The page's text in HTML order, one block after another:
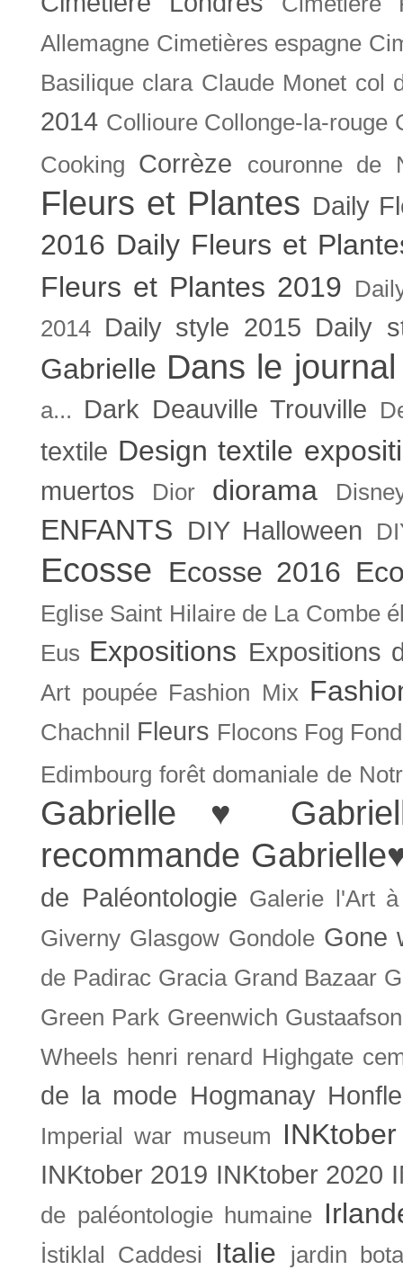
Allemagne Cimetières espagne
Basilique clara Claude Monet col
2014 Collioure Collonge-la-rouge
Cooking
Corrèze couronne de
Fleurs et Plantes Daily
2016 Daily Fleurs et
Fleurs et Plantes 2019
2014
Daily style 2015 Daily
Gabrielle Dans le journal
a... Dark Deauville Trouville
textile Design textile
muertos Dior diorama
ENFANTS DIY Halloween
Ecosse Ecosse 2016
Eglise Saint Hilaire de La Combe
Eus Expositions Expositions
Art poupée Fashion Mix
Chachnil Fleurs Flocons Fog
Edimbourg forêt domaniale de
Gabrielle ♥
recommande
de Paléontologie Galerie l'Art
Giverny Glasgow Gondole Gone
de Padirac Gracia Grand Bazaar
Green Park Greenwich Gustaafson
Wheels henri renard Highgate
de la mode Hogmanay
Imperial war museum INKtober
INKtober 2019 INKtober 2020
de paléontologie humaine
İstiklal Caddesi Italie
jardin